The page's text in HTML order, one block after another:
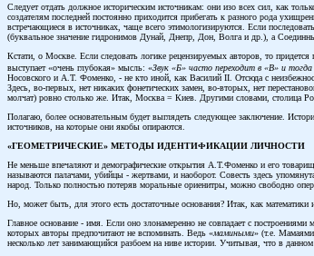
Следует отдать должное историческим источникам: они изо всех сил, как
создателям последней постоянно приходится прибегать к разного рода
встречающиеся в источниках, чаще всего этимологизируются. Если
(буквальное значение гидронимов Дунай, Днепр, Дон, Волга и др.), а
Кстати, о Москве. Если следовать логике рецензируемых авторов, то
выступает «очень глубокая» мысль: «Звук «Б» часто переходит в «В» и тогда
Носовского и А.Т. Фоменко, - не кто иной, как Василий II. Отсюда с
Здесь, во-первых, нет никаких фонетических замен, во-вторых, нет
молчат) ровно столько же. Итак, Москва = Киев. Другими словами, столица
Полагаю, более основательным будет выглядеть следующее заключение.
источников, на которые они якобы опираются.
«ГЕОМЕТРИЧЕСКИЕ» МЕТОДЫ ИДЕНТИФИКАЦИИ ЛИЧНОСТИ
Не меньше впечаляют и демографические открытия А.Т.Фоменко и его
называются палачами, убийцы - жертвами, и наоборот. Совесть здесь
народ. Только полностью потеряв моральные ориенитры, можно свободно
Но, может быть, для этого есть достаточные основания? Итак, как математики
Главное основание - имя. Если оно злонамеренно не совпадает с
которых авторы предпочитают не вспоминать. Ведь «мамиными» (т.е.
несколько лет занимающийся разбоем на ниве истории. Учитывая, что в данном